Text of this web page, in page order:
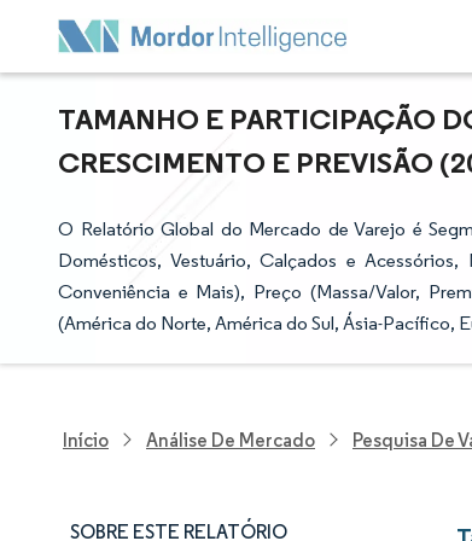
TAMANHO E PARTICIPAÇÃO
CRESCIMENTO E PREVISÃO
O Relatório Global do Mercado de Varejo é
Domésticos, Vestuário, Calçados e
Conveniência e Mais), Preço (Massa/Valor,
(América do Norte, América do Sul, Ásia-Pacífico,
Início Análise De Mercado Pesquisa De
SOBRE ESTE RELATÓRIO